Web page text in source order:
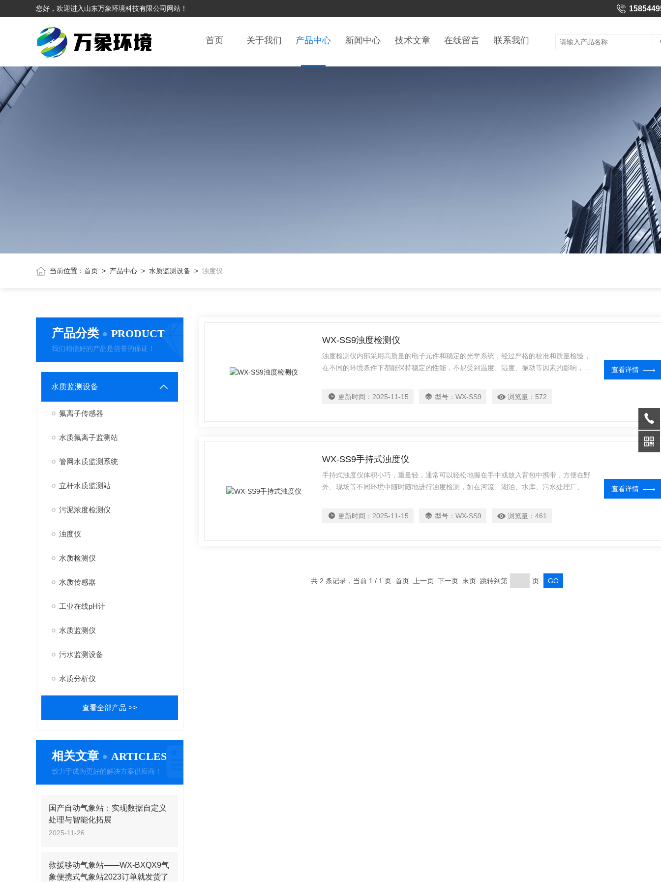
您好，欢迎进入山东万象环境科技有限公司网站！
首页 关于我们 产品中心 新闻中心 技术文章 在线留言 联系我们
当前位置： 首页> 产品中心> 水质监测设备 > 浊度仪
产品分类 PRODUCT
我们相信好的产品是信誉的保证！
水质监测设备
氟离子传感器
水质氟离子监测站
管网水质监测系统
立杆水质监测站
污泥浓度检测仪
浊度仪
水质检测仪
水质传感器
工业在线pH计
水质监测仪
污水监测设备
水质分析仪
查看全部产品 >>
相关文章 ARTICLES
致力于成为更好的解决方案供应商！
国产自动气象站：实现数据自定义
处理与智能化拓展
2025-11-26
救援移动气象站——WX-BXQX9气
象便携式气象站2023订单就发货了
WX-SS9浊度检测仪
浊度检测仪内部采用高质量的电子元件和稳定的光学系统，经过严格的校准和质量检验，
在不同的环境条件下都能保持稳定的性能，不易受到温度、湿度、振动等因素的影响，确
更新时间： 2025-11-15 型号： WX-SS9 浏览量： 572
查看详情
WX-SS9手持式浊度仪
手持式浊度仪体积小巧，重量轻，通常可以轻松地握在手中或放入背包中携带，方便在野
外、现场等不同环境中随时随地进行浊度检测，如在河流、湖泊、水库、污水处理厂、饮
更新时间： 2025-11-15 型号： WX-SS9 浏览量： 461
查看详情
共 2 条记录，当前 1 / 1 页 首页 上一页 下一页 末页 跳转到第 页